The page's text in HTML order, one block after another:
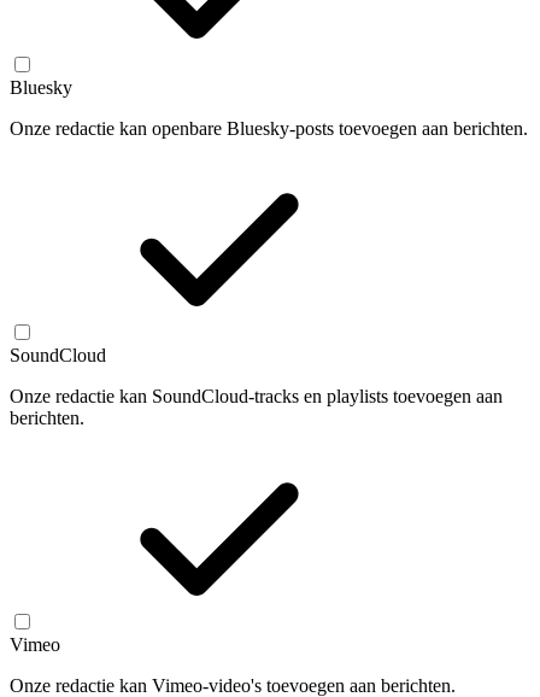
Bluesky
Onze redactie kan openbare Bluesky-posts toevoegen aan berichten.
SoundCloud
Onze redactie kan SoundCloud-tracks en playlists toevoegen aan
berichten.
Vimeo
Onze redactie kan Vimeo-video's toevoegen aan berichten.